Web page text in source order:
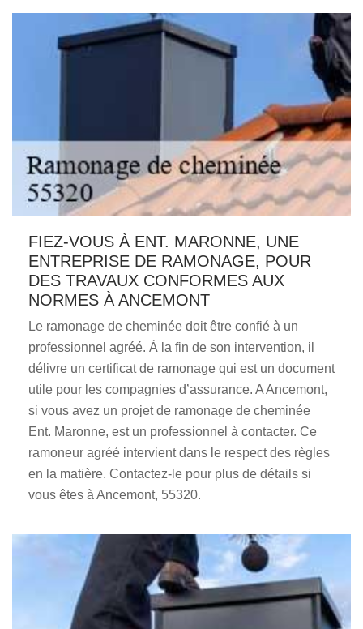
FIEZ-VOUS À ENT. MARONNE, UNE
ENTREPRISE DE RAMONAGE, POUR
DES TRAVAUX CONFORMES AUX
NORMES À ANCEMONT
Le ramonage de cheminée doit être confié à un
professionnel agréé. À la fin de son intervention, il
délivre un certificat de ramonage qui est un document
utile pour les compagnies d’assurance. A Ancemont,
si vous avez un projet de ramonage de cheminée
Ent. Maronne, est un professionnel à contacter. Ce
ramoneur agréé intervient dans le respect des règles
en la matière. Contactez-le pour plus de détails si
vous êtes à Ancemont, 55320.